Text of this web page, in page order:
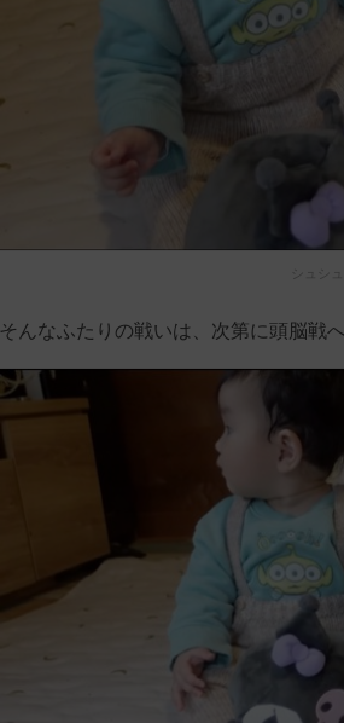
シュシ
そんなふたりの戦いは、次第に頭脳戦